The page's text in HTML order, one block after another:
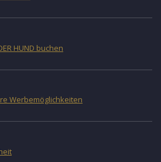
HUND buchen
Werbemöglichkeiten